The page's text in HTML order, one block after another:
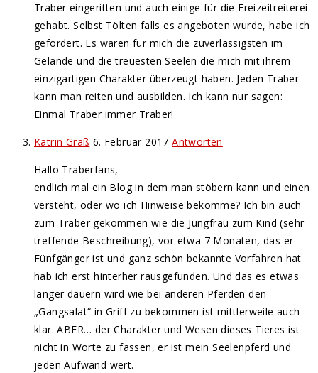
Traber eingeritten und auch einige für die Freizeitreiterei
gehabt. Selbst Tölten falls es angeboten wurde, habe ich
gefördert. Es waren für mich die zuverlässigsten im
Gelände und die treuesten Seelen die mich mit ihrem
einzigartigen Charakter überzeugt haben. Jeden Traber
kann man reiten und ausbilden. Ich kann nur sagen:
Einmal Traber immer Traber!
Katrin Graß 6. Februar 2017 Antworten
Hallo Traberfans,
endlich mal ein Blog in dem man stöbern kann und einen
versteht, oder wo ich Hinweise bekomme? Ich bin auch
zum Traber gekommen wie die Jungfrau zum Kind (sehr
treffende Beschreibung), vor etwa 7 Monaten, das er
Fünfgänger ist und ganz schön bekannte Vorfahren hat
hab ich erst hinterher rausgefunden. Und das es etwas
länger dauern wird wie bei anderen Pferden den
„Gangsalat“ in Griff zu bekommen ist mittlerweile auch
klar. ABER… der Charakter und Wesen dieses Tieres ist
nicht in Worte zu fassen, er ist mein Seelenpferd und
jeden Aufwand wert.